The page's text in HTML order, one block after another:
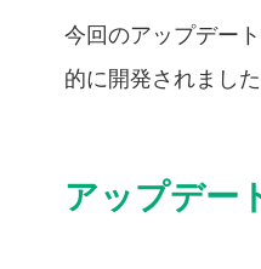
今回のアップデー
的に開発されました
アップデー